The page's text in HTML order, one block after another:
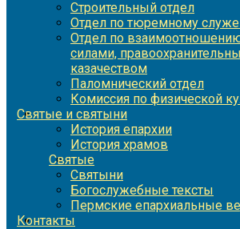
Строительный отдел
Отдел по тюремному
Отдел по
силами,
казачеством
Паломнический отдел
Комиссия по физической
Святые и святыни
История епархии
История храмов
Святые
Святыни
Богослужебные тексты
Пермские епархиальные
Контакты